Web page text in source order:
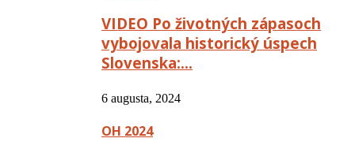
VIDEO Po životných zápasoch
vybojovala historický úspech
Slovenska:…
6 augusta, 2024
OH 2024